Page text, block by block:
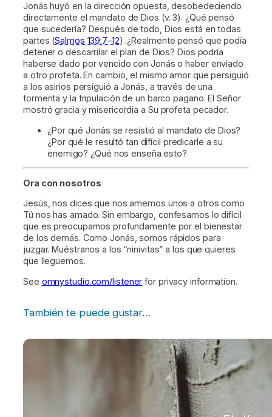
Jonás huyó en la dirección opuesta, desobedeciendo
directamente el mandato de Dios (v. 3). ¿Qué pensó
que sucedería? Después de todo, Dios está en todas
partes (Salmos 139:7–12). ¿Realmente pensó que podía
detener o descarrilar el plan de Dios? Dios podría
haberse dado por vencido con Jonás o haber enviado
a otro profeta. En cambio, el mismo amor que persiguió
a los asirios persiguió a Jonás, a través de una
tormenta y la tripulación de un barco pagano. El Señor
mostró gracia y misericordia a Su profeta pecador.
¿Por qué Jonás se resistió al mandato de Dios?
¿Por qué le resultó tan difícil predicarle a su
enemigo? ¿Qué nos enseña esto?
Ora con nosotros
Jesús, nos dices que nos amemos unos a otros como
Tú nos has amado. Sin embargo, confesamos lo difícil
que es preocuparnos profundamente por el bienestar
de los demás. Como Jonás, somos rápidos para
juzgar. Muéstranos a los “ninivitas” a los que quieres
que lleguemos.
See omnystudio.com/listener for privacy information.
También te puede gustar…